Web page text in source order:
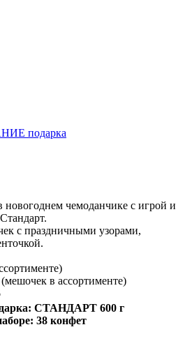
подарка
чемоданчике с игрой и
с праздничными узорами,
в ассортименте)
СТАНДАРТ 600 г
38 конфет